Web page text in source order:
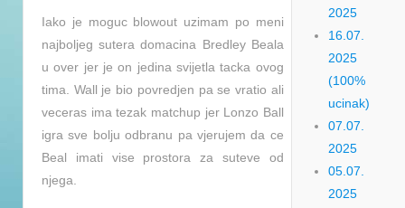
Iako je moguc blowout uzimam po meni
najboljeg sutera domacina Bredley Beala
u over jer je on jedina svijetla tacka ovog
tima. Wall je bio povredjen pa se vratio ali
veceras ima tezak matchup jer Lonzo Ball
igra sve bolju odbranu pa vjerujem da ce
Beal imati vise prostora za suteve od
njega.
2025
16.07.
2025
(100%
ucinak)
07.07.
2025
05.07.
2025